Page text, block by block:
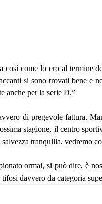
così come lo ero al
si sono trovati bene e
anche per la serie D.”
di pregevole fattura.
stagione, il centro
tranquilla, vedremo
ormai, si può dire, è
davvero da categoria